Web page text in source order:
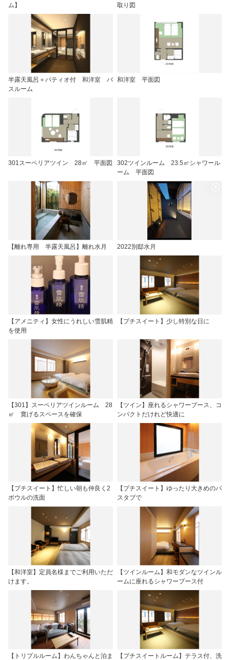
ム】
取り図
半露天風呂＋パティオ付 和洋室 バ
スルーム
和洋室 平面図
301スーペリアツイン 28㎡ 平面図
302ツインルーム 23.5㎡シャワール
ーム 平面図
【離れ専用 半露天風呂】離れ水月 2022別邸水月
【アメニティ】女性にうれしい雪肌精
を使用
【プチスイート】少し特別な日に
【301】スーペリアツインルーム 28
㎡ 寛げるスペースを確保
【ツイン】座れるシャワーブース、コ
ンパクトだけれど快適に
【プチスイート】忙しい朝も仲良く2
ボウルの洗面
【プチスイート】ゆったり大きめのバ
スタブで
【和洋室】定員名様までご利用いただ
けます。
【ツインルーム】和モダンなツインル
ームに座れるシャワーブース付
【トリプルルーム】わんちゃんと泊ま
【プチスイートルーム】テラス付、洗